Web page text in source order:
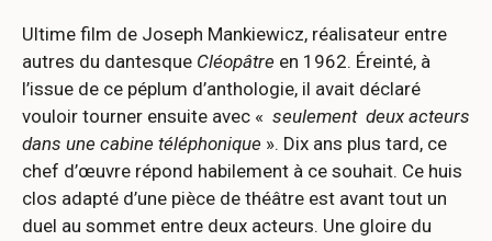
Ultime film de Joseph Mankiewicz, réalisateur entre
autres du dantesque Cléopâtre en 1962. Éreinté, à
l’issue de ce péplum d’anthologie, il avait déclaré
vouloir tourner ensuite avec « seulement deux acteurs
dans une cabine téléphonique ». Dix ans plus tard, ce
chef d’œuvre répond habilement à ce souhait. Ce huis
clos adapté d’une pièce de théâtre est avant tout un
duel au sommet entre deux acteurs. Une gloire du